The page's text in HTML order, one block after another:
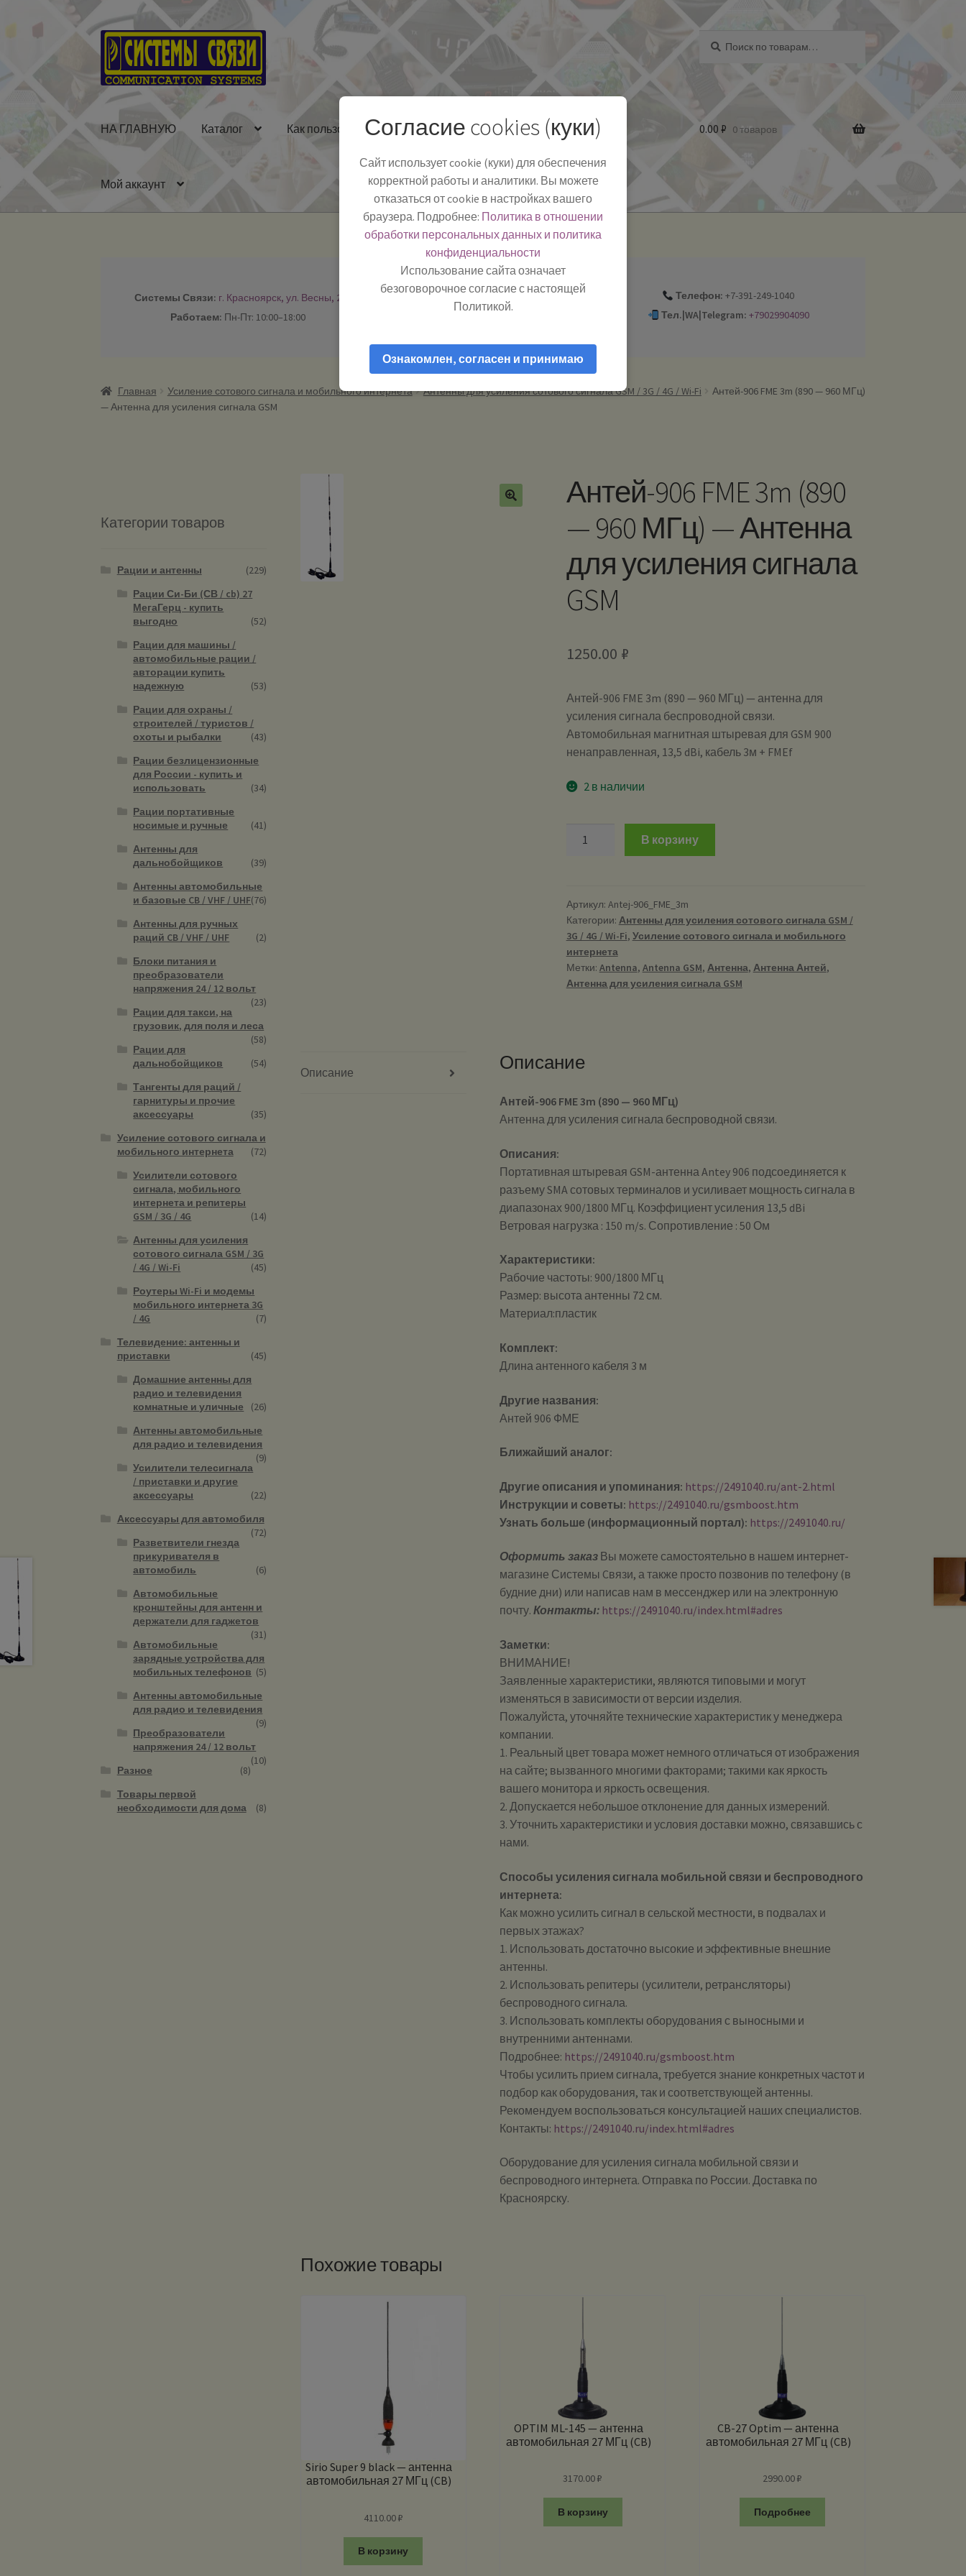
Перейти
к
навигации
Перейти
к
содержимому
НА ГЛАВНУЮ Каталог Как пользоваться Полезная информация БЛОГ
Мой аккаунт
0.00 ₽ 0 товаров
Системы Связи: г. Красноярск, ул. Весны, 2
Работаем: Пн-Пт: 10:00–18:00
-
Телефон: +7-391-249-1040
Тел.|WA|Telegram: +79029904090
Главная Усиление сотового сигнала и мобильного интернета Антенны для усиления сотового сигнала GSM / 3G / 4G / Wi-Fi
Антей-906 FME 3m (890 — 960 МГц)
— Антенна для усиления сигнала GSM
Антей-906 FME 3m (890
— 960 МГц) — Антенна
для усиления сигнала
GSM
1250.00 ₽
Антей-906 FME 3m (890 — 960 МГц) — антенна для
усиления сигнала беспроводной связи.
Автомобильная магнитная штыревая для GSM 900
ненаправленная, 13,5 dBi, кабель 3м + FMEf
2 в наличии
(890
-
960
МГц)
-
Антенна
GSM
В корзину
Артикул: Antej-906_FME_3m
Категории: Антенны для усиления сотового сигнала GSM /
3G / 4G / Wi-Fi, Усиление сотового сигнала и мобильного
интернета
Метки: Antenna, Antenna GSM, Антенна, Антенна Антей,
Антенна для усиления сигнала GSM
Описание Описание
Антей-906 FME 3m (890 — 960 МГц)
Антенна для усиления сигнала беспроводной связи.
Описания:
Портативная штыревая GSM-антенна Antey 906 подсоединяется к
разъему SMA сотовых терминалов и усиливает мощность сигнала в
диапазонах 900/1800 МГц. Коэффициент усиления 13,5 dBi
Ветровая нагрузка : 150 m/s. Сопротивление : 50 Ом
Характеристики:
Рабочие частоты: 900/1800 МГц
Размер: высота антенны 72 см.
Материал:пластик
Комплект:
Длина антенного кабеля 3 м
Другие названия:
Антей 906 ФМЕ
Ближайший аналог:
Другие описания и упоминания: https://2491040.ru/ant-2.html
Инструкции и советы: https://2491040.ru/gsmboost.htm
Узнать больше (информационный портал): https://2491040.ru/
Оформить заказ Вы можете самостоятельно в нашем интернет-
магазине Системы Cвязи, а также просто позвонив по телефону (в
будние дни) или написав нам в мессенджер или на электронную
почту.Контакты: https://2491040.ru/index.html#adres
Заметки:
ВНИМАНИЕ!
Заявленные характеристики, являются типовыми и могут
изменяться в зависимости от версии изделия.
Пожалуйста, уточняйте технические характеристик у менеджера
компании.
1. Реальный цвет товара может немного отличаться от изображения
на сайте; вызванного многими факторами; такими как яркость
вашего монитора и яркость освещения.
2. Допускается небольшое отклонение для данных измерений.
3. Уточнить характеристики и условия доставки можно, связавшись с
нами.
Способы усиления сигнала мобильной связи и беспроводного
интернета:
Как можно усилить сигнал в сельской местности, в подвалах и
первых этажах?
1. Использовать достаточно высокие и эффективные внешние
антенны.
2. Использовать репитеры (усилители, ретрансляторы)
беспроводного сигнала.
3. Использовать комплекты оборудования с выносными и
внутренними антеннами.
Подробнее: https://2491040.ru/gsmboost.htm
Чтобы усилить прием сигнала, требуется знание конкретных частот и
подбор как оборудования, так и соответствующей антенны.
Рекомендуем воспользоваться консультацией наших специалистов.
Контакты: https://2491040.ru/index.html#adres
Оборудование для усиления сигнала мобильной связи и
беспроводного интернета. Отправка по России. Доставка по
Красноярску.
Похожие товары
Sirio Super 9 black — антенна
автомобильная 27 МГц (CB)
4110.00₽
В корзину
OPTIM ML-145 — антенна
автомобильная 27 МГц (CB)
3170.00₽
В корзину
CB-27 Optim — антенна
автомобильная 27 МГц (CB)
2990.00₽
Подробнее
Категории товаров
Рации и антенны
(229)
Рации Си-Би (СВ / cb) 27
МегаГерц - купить
выгодно
(52)
Рации для машины /
автомобильные рации /
авторации купить
надежную
(53)
Рации для охраны /
строителей / туристов /
охоты и рыбалки
(43)
Рации безлицензионные
для России - купить и
использовать
(34)
Рации портативные
носимые и ручные
(41)
Антенны для
дальнобойщиков
(39)
Антенны автомобильные
и базовые CB / VHF / UHF(76)
Антенны для ручных
раций CB / VHF / UHF
(2)
Блоки питания и
преобразователи
напряжения 24 / 12 вольт
(23)
Рации для такси, на
грузовик, для поля и леса
(58)
Рации для
дальнобойщиков
(54)
Тангенты для раций /
гарнитуры и прочие
аксессуары
(35)
Усиление сотового сигнала и
мобильного интернета
(72)
Усилители сотового
сигнала, мобильного
интернета и репитеры
GSM / 3G / 4G
(14)
Антенны для усиления
сотового сигнала GSM / 3G
/ 4G / Wi-Fi
(45)
Роутеры Wi-Fi и модемы
мобильного интернета 3G
/ 4G
(7)
Телевидение: антенны и
приставки
(45)
Домашние антенны для
радио и телевидения
комнатные и уличные
(26)
Антенны автомобильные
для радио и телевидения
(9)
Усилители телесигнала
/ приставки и другие
аксессуары
(22)
Аксессуары для автомобиля
(72)
Разветвители гнезда
прикуривателя в
автомобиль
(6)
Автомобильные
кронштейны для антенн и
держатели для гаджетов
(31)
Автомобильные
зарядные устройства для
мобильных телефонов (5)
Антенны автомобильные
для радио и телевидения
(9)
Преобразователи
напряжения 24 / 12 вольт
(10)
Разное
(8)
Товары первой
необходимости для дома
(8)
Согласие cookies (куки)
Сайт использует cookie (куки) для обеспечения
корректной работы и аналитики. Вы можете
отказаться от cookie в настройках вашего
браузера. Подробнее: Политика в отношении
обработки персональных данных и политика
конфиденциальности
Использование сайта означает
безоговорочное согласие с настоящей
Политикой.
Ознакомлен, согласен и принимаю